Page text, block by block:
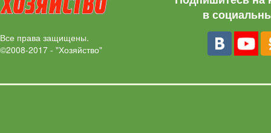
Все права защищены.
©2008-2017 - "Хозяйство"
в